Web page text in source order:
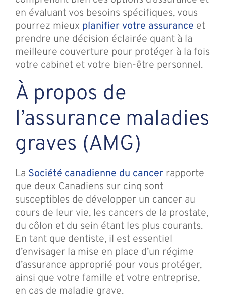
en évaluant vos besoins spécifiques, vous
pourrez mieux planifier votre assurance et
prendre une décision éclairée quant à la
meilleure couverture pour protéger à la fois
votre cabinet et votre bien-être personnel.
À propos de
l’assurance maladies
graves (AMG)
La Société canadienne du cancerrapporte
que deux Canadiens sur cinq sont
susceptibles de développer un cancer au
cours de leur vie, les cancers de la prostate,
du côlon et du sein étant les plus courants.
En tant que dentiste, il est essentiel
d’envisager la mise en place d’un régime
d’assurance approprié pour vous protéger,
ainsi que votre famille et votre entreprise,
en cas de maladie grave.